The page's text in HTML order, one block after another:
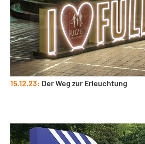
15.12.23: Der Weg zur Erleuchtung